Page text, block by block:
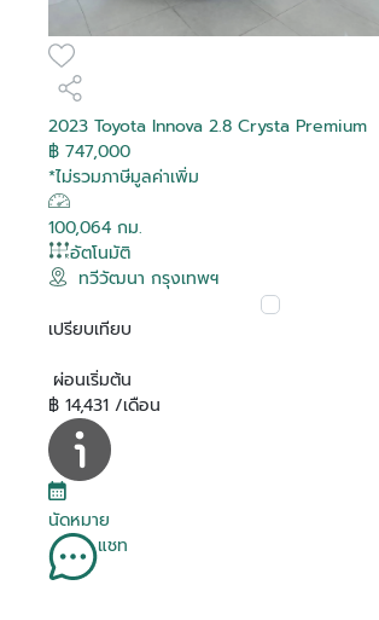
2023 Toyota Innova 2.8 Crysta Premium
฿ 747,000
*ไม่รวมภาษีมูลค่าเพิ่ม
100,064 กม.
อัตโนมัติ
ทวีวัฒนา กรุงเทพฯ
เปรียบเทียบ
ผ่อนเริ่มต้น
฿ 14,431 /เดือน
นัดหมาย
แชท